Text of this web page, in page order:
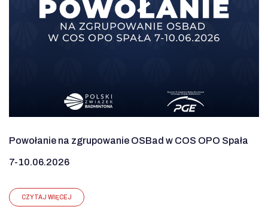
Powołanie na zgrupowanie OSBad w COS OPO Spała
7-10.06.2026
CZYTAJ WIĘCEJ